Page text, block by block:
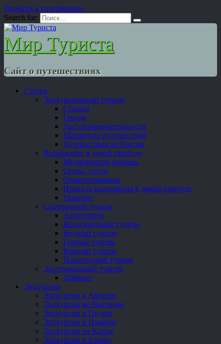
Перейти к содержанию
Search for:
Мир Туриста
Сайт о путешествиях
Статьи
Экскурсионный туризм
Страны
Города
Достопримечательности
Маршруты путешествий
Путешествия по России
Выживание в дикой природе
Медицинская помощь
Огонь, тепло
Ориентирование
Правила выживания в дикой природе
Укрытие
Спортивный туризм
Автотуризм
Велосипедный туризм
Водный туризм
Горный туризм
Конный туризм
Пешеходный туризм
Экстремальный туризм
Дайвинг
Экскурсии
Экскурсии в Абхазии
Экскурсии во Вьетнаме
Экскурсии в Грузии
Экскурсии в Израиле
Экскурсии на Кипре
Экскурсии в Крыму